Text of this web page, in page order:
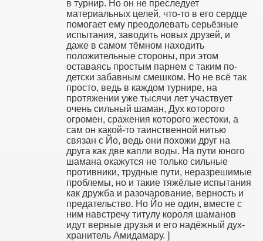
в турнир. Но он не преследует
материальных целей, что-то в его сердце
помогает ему преодолевать серьёзные
испытания, заводить новых друзей, и
даже в самом тёмном находить
положительные стороны, при этом
оставаясь простым парнем с таким по-
детски забавным смешком. Но не всё так
просто, ведь в каждом турнире, на
протяжении уже тысячи лет участвует
очень сильный шаман, Дух которого
огромен, сражения которого жестоки, а
сам он какой-то таинственной нитью
связан с Йо, ведь они похожи друг на
друга как две капли воды. На пути юного
шамана окажутся не только сильные
противники, трудные пути, неразрешимые
проблемы, но и такие тяжёлые испытания
как дружба и разочарование, верность и
предательство. Но Йо не один, вместе с
ним навстречу титулу короля шаманов
идут верные друзья и его надёжный дух-
хранитель Амидамару. ]